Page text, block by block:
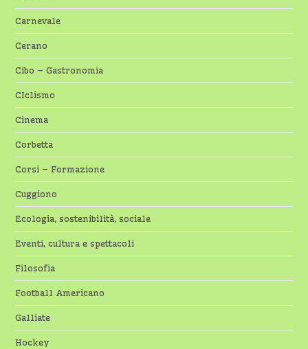
Carnevale
Cerano
Cibo – Gastronomia
CIclismo
Cinema
Corbetta
Corsi – Formazione
Cuggiono
Ecologia, sostenibilità, sociale
Eventi, cultura e spettacoli
Filosofia
Football Americano
Galliate
Hockey